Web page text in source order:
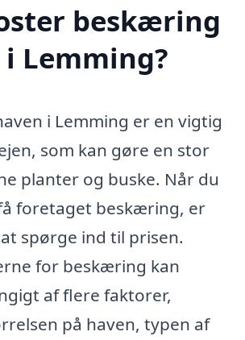
beskæring
Lemming?
i Lemming er en vigtig
som kan gøre en stor
planter og buske. Når du
foretaget beskæring, er
spørge ind til prisen.
for beskæring kan
af flere faktorer,
på haven, typen af